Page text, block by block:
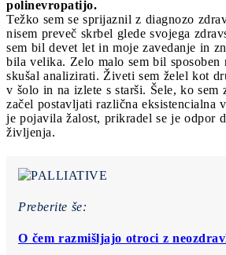
polinevropatijo.
Težko sem se sprijaznil z diagnozo
nisem preveč skrbel glede svojega
sem bil devet let in moje zavedanje in
bila velika. Zelo malo sem bil sposoben
skušal analizirati. Živeti sem želel kot
v šolo in na izlete s starši. Šele, ko sem
začel postavljati različna eksistencialna
je pojavila žalost, prikradel se je odpor
življenja.
Preberite še:
O čem razmišljajo otroci z